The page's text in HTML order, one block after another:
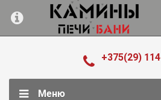
+375(29)
Меню